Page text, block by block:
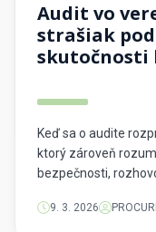
Audit vo
strašiak
skutočnosti
Keď sa o audite
ktorý zároveň
bezpečnosti,
Basińským –
9. 3. 2026